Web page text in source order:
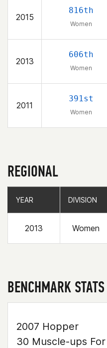
2015
816th
Women
2013
606th
Women
2011
391st
Women
REGIONAL
YEAR DIVISION
2013 Women
YEAR DIVISION
BENCHMARK STATS
2007 Hopper
30 Muscle-ups